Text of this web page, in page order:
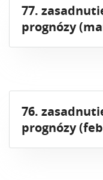
77.
prognózy
76.
prognózy